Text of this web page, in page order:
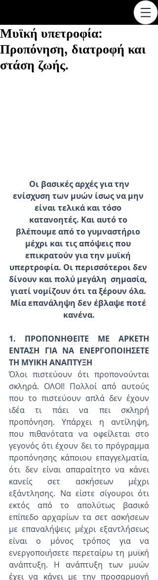
Μυϊκή υπετροφία:
Προπόνηση, διατροφή και
στάση ζωής.
ενίσχυση των μυών ίσως να μην
είναι τελικά και τόσο
κατανοητές. Και αυτό το
βλέπουμε από το γυμναστήριο
μέχρι και τις απόψεις που
επικρατούν για την μυϊκή
υπερτροφία. Οι περισσότεροι δεν
δίνουν και πολύ μεγάλη  σημασία,
γιατί νομίζουν ότι τα ξέρουν όλα.
Μία επανάληψη δεν έβλαψε ποτέ
κανένα.
1. ΠΡΟΠΟΝΗΘΕΙΤΕ ΜΕ ΑΡΚΕΤΗ
ΕΝΤΑΣΗ ΓΙΑ ΝΑ ΕΝΕΡΓΟΠΟΙΗΣΕΤΕ
ΤΗ ΜΥΙΚΗ ΑΝΑΠΤΥΞΗ
Όλοι πιστεύουν ότι προπονούνται
σκληρά. ΟΛΟΙ! Πολλοί από αυτούς
που το πιστεύουν απλά δεν έχουν
ιδέα τι πάει να πει σκληρή
προπόνηση. Υπάρχει η αντίληψη,
που πιθανότατα να οφείλεται στο
γεγονός ότι έχουν δει το πρόγραμμα
προπόνησης κάποιου επαγγελματία,
ότι δεν είναι απαραίτητο να κάνει
κανείς σετ ασκήσεων μέχρι
εξάντλησης. Να είστε σίγουροι ότι
εκτός από το απολύτως βασικό
επίπεδο αρχαρίων τα σετ ασκήσεων
με επαναλήψεις μέχρι εξαντλήσεως
είναι ο μόνος τρόπος για να
ενεργοποιήσετε περεταίρω τη μυϊκή
ανάπτυξη. Η ανάπτυξη των μυών
έχει να κάνει με την προσαρμογή